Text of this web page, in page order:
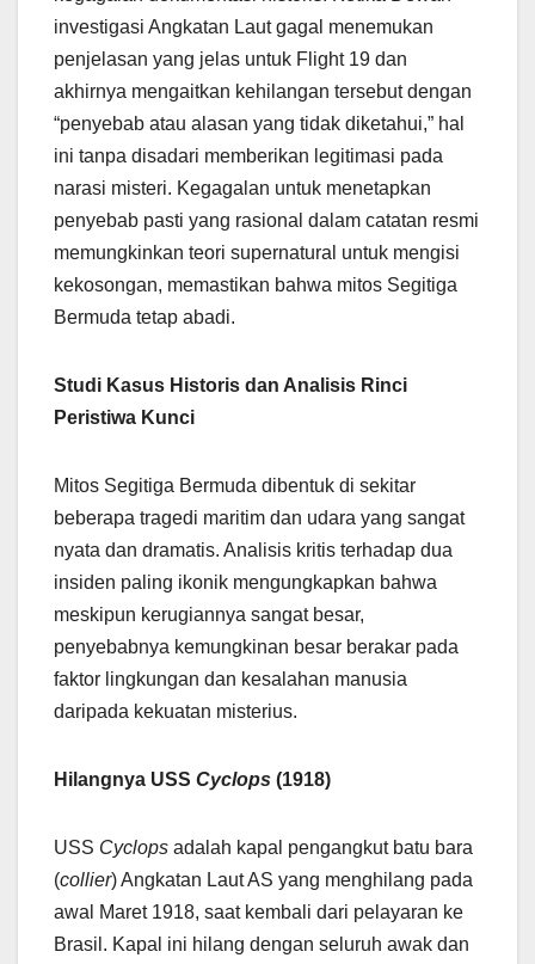
investigasi Angkatan Laut gagal menemukan
penjelasan yang jelas untuk Flight 19 dan
akhirnya mengaitkan kehilangan tersebut dengan
“penyebab atau alasan yang tidak diketahui,” hal
ini tanpa disadari memberikan legitimasi pada
narasi misteri. Kegagalan untuk menetapkan
penyebab pasti yang rasional dalam catatan resmi
memungkinkan teori supernatural untuk mengisi
kekosongan, memastikan bahwa mitos Segitiga
Bermuda tetap abadi.
Studi Kasus Historis dan Analisis Rinci
Peristiwa Kunci
Mitos Segitiga Bermuda dibentuk di sekitar
beberapa tragedi maritim dan udara yang sangat
nyata dan dramatis. Analisis kritis terhadap dua
insiden paling ikonik mengungkapkan bahwa
meskipun kerugiannya sangat besar,
penyebabnya kemungkinan besar berakar pada
faktor lingkungan dan kesalahan manusia
daripada kekuatan misterius.
Hilangnya USS Cyclops (1918)
USS Cyclops adalah kapal pengangkut batu bara
(collier) Angkatan Laut AS yang menghilang pada
awal Maret 1918, saat kembali dari pelayaran ke
Brasil. Kapal ini hilang dengan seluruh awak dan